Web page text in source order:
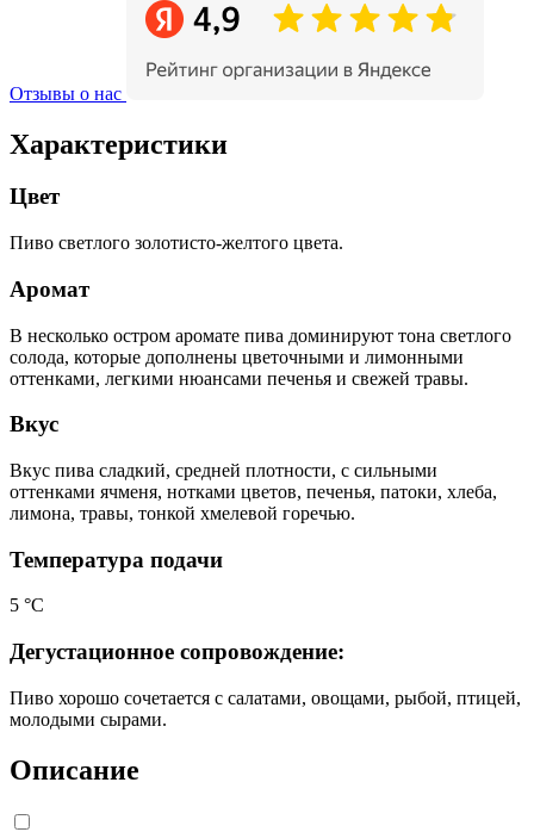
Отзывы о нас
Характеристики
Цвет
Пиво светлого золотисто-желтого цвета.
Аромат
В несколько остром аромате пива доминируют тона светлого
солода, которые дополнены цветочными и лимонными
оттенками, легкими нюансами печенья и свежей травы.
Вкус
Вкус пива сладкий, средней плотности, с сильными
оттенками ячменя, нотками цветов, печенья, патоки, хлеба,
лимона, травы, тонкой хмелевой горечью.
Температура подачи
5 °С
Дегустационное сопровождение:
Пиво хорошо сочетается с салатами, овощами, рыбой, птицей,
молодыми сырами.
Описание